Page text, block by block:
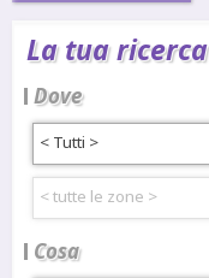
La tua ricerca
Dove
< Tutti >
< tutte le zone >
Cosa